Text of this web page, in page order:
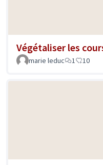
Végétaliser les
marie leduc
1 10